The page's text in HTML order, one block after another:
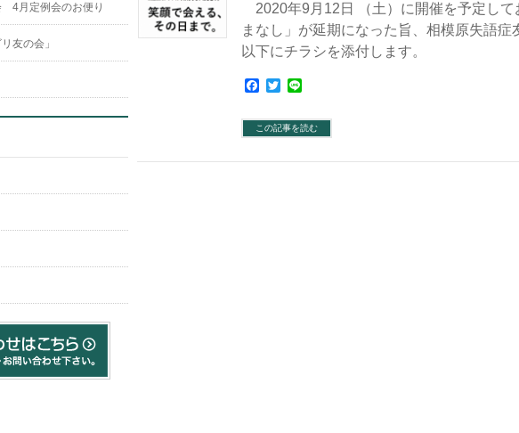
2020年9月12日 （土）に開催を予定し
まなし」が延期になった旨、相模原失語症
以下にチラシを添付します。
Facebook
Twitter
この記事を読む
4月定例会のお便り
友の会」